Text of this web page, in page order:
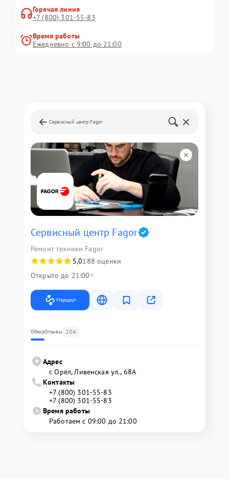
Горячая линия
+7 (800) 301-55-83
Время работы
Ежедневно с 9:00 до 21:00
Сервисный центр Fagor
Сервисный центр Fagor
Ремонт техники Fagor
5,0188 оценки
Открыто до 21:00
Маршрут
ОбзорОтзывы 204
Адрес
г. Орёл, Ливенская ул., 68А
Контакты
+7 (800) 301-55-83
+7 (800) 301-55-83
Время работы
Работаем с 09:00 до 21:00